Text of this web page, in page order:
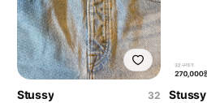
Stussy
32
Stussy